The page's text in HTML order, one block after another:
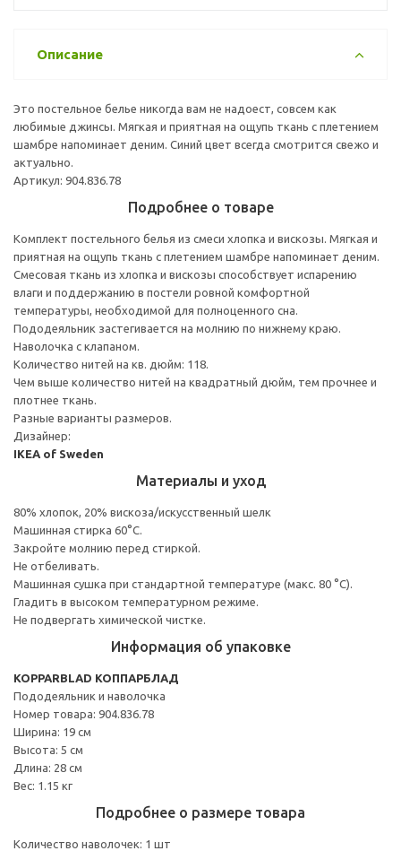
Описание
Это постельное белье никогда вам не надоест, совсем как
любимые джинсы. Мягкая и приятная на ощупь ткань с плетением
шамбре напоминает деним. Синий цвет всегда смотрится свежо и
актуально.
Артикул: 904.836.78
Подробнее о товаре
Комплект постельного белья из смеси хлопка и вискозы. Мягкая и
приятная на ощупь ткань с плетением шамбре напоминает деним.
Смесовая ткань из хлопка и вискозы способствует испарению
влаги и поддержанию в постели ровной комфортной
температуры, необходимой для полноценного сна.
Пододеяльник застегивается на молнию по нижнему краю.
Наволочка с клапаном.
Количество нитей на кв. дюйм: 118.
Чем выше количество нитей на квадратный дюйм, тем прочнее и
плотнее ткань.
Разные варианты размеров.
Дизайнер:
IKEA of Sweden
Материалы и уход
80% хлопок, 20% вискоза/искусственный шелк
Машинная стирка 60°С.
Закройте молнию перед стиркой.
Не отбеливать.
Машинная сушка при стандартной температуре (макс. 80 °C).
Гладить в высоком температурном режиме.
Не подвергать химической чистке.
Информация об упаковке
KOPPARBLAD КОППАРБЛАД
Пододеяльник и наволочка
Номер товара: 904.836.78
Ширина: 19 см
Высота: 5 см
Длина: 28 см
Вес: 1.15 кг
Подробнее о размере товара
Количество наволочек: 1 шт